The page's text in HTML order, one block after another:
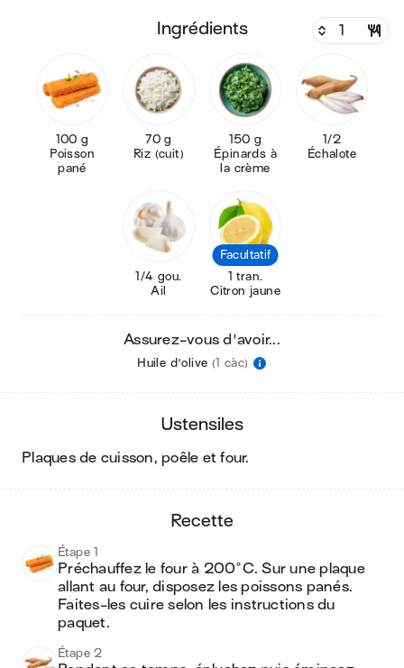
ingrédients
100 g
Poisson
pané
70 g
Riz (cuit)
150 g
Épinards à
la crème
1/2
Échalote
1/4 gou.
Ail
Facultatif
1 tran.
Citron jaune
Assurez-vous d'avoir...
Huile d'olive (1 càc)
ustensiles
plaques de cuisson, poêle et four.
recette
Étape 1
Préchauffez le four à 200°C. Sur une plaque
allant au four, disposez les poissons panés.
Faites-les cuire selon les instructions du
paquet.
Étape 2